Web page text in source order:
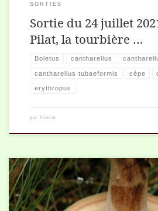
SORTIES
Sortie du 24 juillet
Pilat, la tourbière …
Boletus cantharellus
cantharellus tubaeformis cèpe
erythropus
par fresim